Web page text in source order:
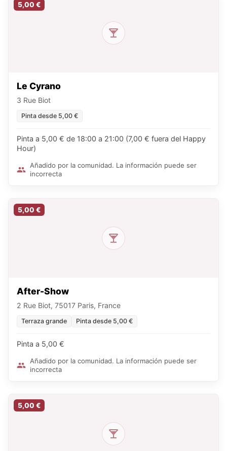
5,00 €
Le Cyrano
3 Rue Biot
Pinta desde 5,00 €
Pinta a 5,00 € de 18:00 a 21:00 (7,00 € fuera del Happy
Hour)
Añadido por la comunidad. La información puede ser
incorrecta
5,00 €
After-Show
2 Rue Biot, 75017 Paris, France
Terraza grande Pinta desde 5,00 €
Pinta a 5,00 €
Añadido por la comunidad. La información puede ser
incorrecta
5,00 €